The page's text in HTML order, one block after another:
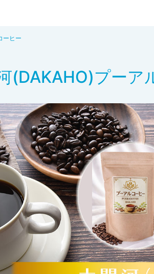
ーヒー
(DAKAHO)プーア